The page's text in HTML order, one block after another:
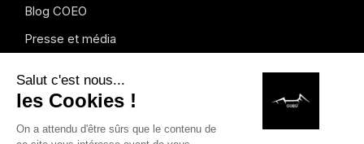
Blog COEO
Presse et média